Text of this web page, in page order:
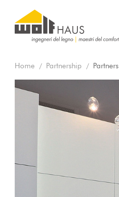
Home Partnership Partners